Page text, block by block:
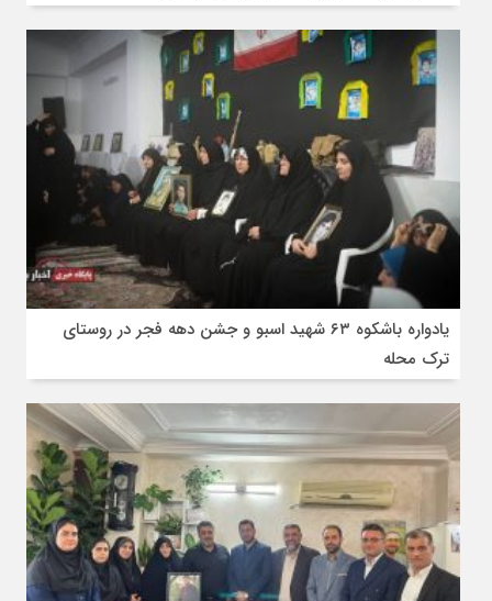
یادواره باشکوه ۶۳ شهید اسبو و جشن دهه فجر در روستای
ترک محله